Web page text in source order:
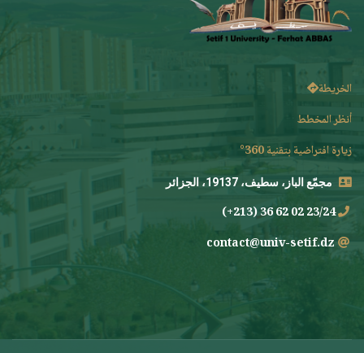
الخريطة
أنظر المخطط
زيارة افتراضية بتقنية 360°
مجمّع الباز، سطيف، 19137، الجزائر
23/24 02 62 36 (213+)
contact@univ-setif.dz